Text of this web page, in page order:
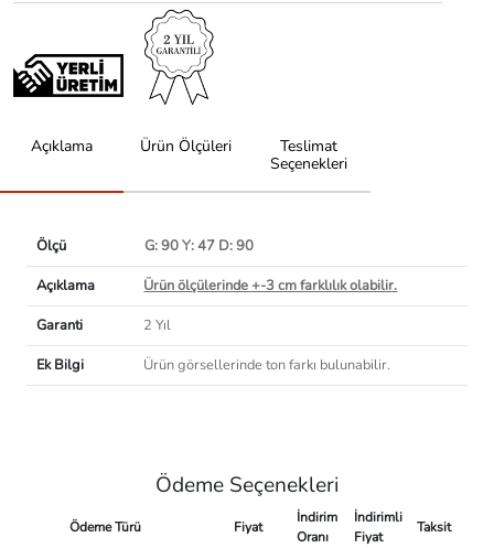
Açıklama Ürün Ölçüleri
Teslimat
Seçenekleri
Ölçü
G: 90 Y: 47 D: 90
Açıklama
Ürün ölçülerinde +-3 cm farklılık olabilir.
Garanti
2 Yıl
Ek Bilgi
Ürün görsellerinde ton farkı bulunabilir.
Ödeme Seçenekleri
Ödeme Türü Fiyat
İndirim
Oranı
İndirimli
Fiyat
Taksit